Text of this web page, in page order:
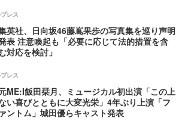
レス
英社、日向坂46藤嶌果歩の写真集を巡り声明
表 注意喚起も「必要に応じて法的措置を含
対応を検討」
レス
ME:I飯田栞月、ミュージカル初出演「この上
い喜びとともに大変光栄」4年ぶり上演「フ
ァントム」城田優らキャスト発表